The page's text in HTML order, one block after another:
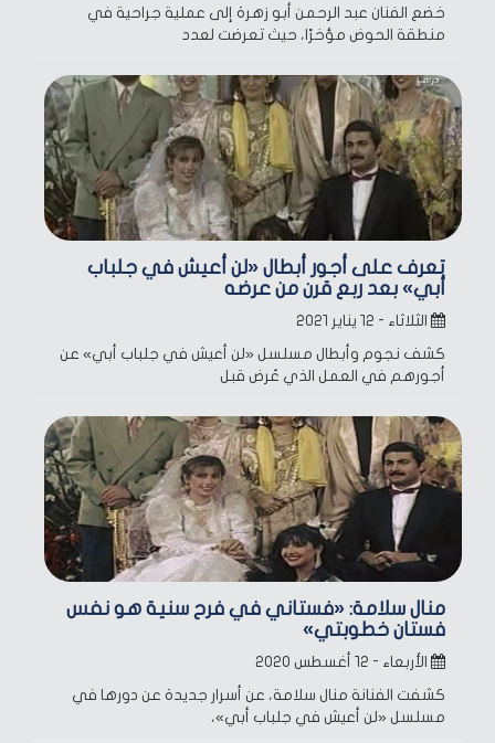
خضع الفنان عبد الرحمن أبو زهرة إلى عملية جراحية في
منطقة الحوض مؤخرًا، حيث تعرضت لعدد
تعرف على أجور أبطال «لن أعيش في جلباب
أبي» بعد ربع قرن من عرضه
الثلاثاء - ١٢ يناير ٢٠٢١
كشف نجوم وأبطال مسلسل «لن أعيش في جلباب أبي» عن
أجورهم في العمل الذي عُرض قبل
منال سلامة: «فستاني في فرح سنية هو نفس
فستان خطوبتي»
الأربعاء - ١٢ أغسطس ٢٠٢٠
كشفت الفنانة منال سلامة، عن أسرار جديدة عن دورها في
مسلسل «لن أعيش في جلباب أبي»،